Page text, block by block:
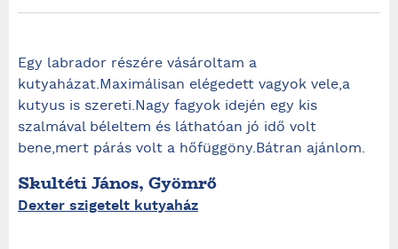
Egy labrador részére vásároltam a
kutyaházat.Maximálisan elégedett vagyok vele,a
kutyus is szereti.Nagy fagyok idején egy kis
szalmával béleltem és láthatóan jó idő volt
bene,mert párás volt a hőfüggöny.Bátran ajánlom.
Skultéti János, Gyömrő
Dexter szigetelt kutyaház